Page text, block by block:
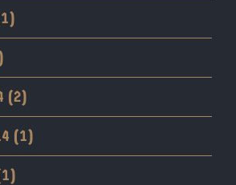
(2)
(1)